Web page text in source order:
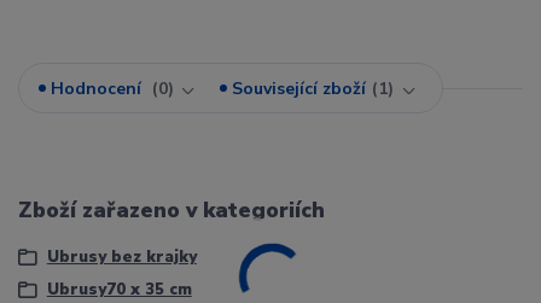
Hodnocení 0 Související zboží 1
Zboží zařazeno v kategoriích
Ubrusy bez krajky
Ubrusy70 x 35 cm